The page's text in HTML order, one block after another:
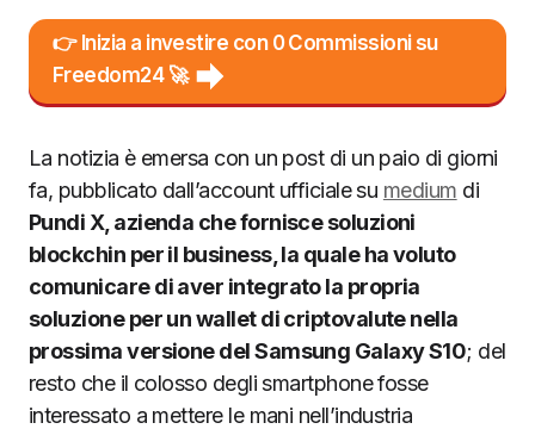
👉 Inizia a investire con 0 Commissioni su
Freedom24 🚀
La notizia è emersa con un post di un paio di giorni
fa, pubblicato dall’account ufficiale su medium di
Pundi X, azienda che fornisce soluzioni
blockchin per il business, la quale ha voluto
comunicare di aver integrato la propria
soluzione per un wallet di criptovalute nella
prossima versione del Samsung Galaxy S10; del
resto che il colosso degli smartphone fosse
interessato a mettere le mani nell’industria